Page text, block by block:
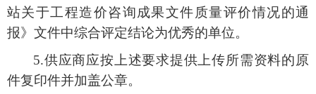
站关于工程造价咨询成果文件质量评价情况的通
报》文件中综合评定结论为优秀的单位。
5.供应商应按上述要求提供上传所需资料的原
件复印件并加盖公章。